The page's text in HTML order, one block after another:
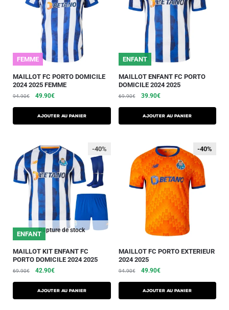
FEMME
MAILLOT FC PORTO DOMICILE
2024 2025 FEMME
94.90€ 49.90€
AJOUTER AU PANIER
ENFANT
MAILLOT ENFANT FC PORTO
DOMICILE 2024 2025
69.90€ 39.90€
AJOUTER AU PANIER
Rupture de stock
ENFANT
-40%
MAILLOT KIT ENFANT FC
PORTO DOMICILE 2024 2025
69.90€ 42.90€
AJOUTER AU PANIER
-40%
-40%
MAILLOT FC PORTO EXTERIEUR
2024 2025
94.90€ 49.90€
AJOUTER AU PANIER